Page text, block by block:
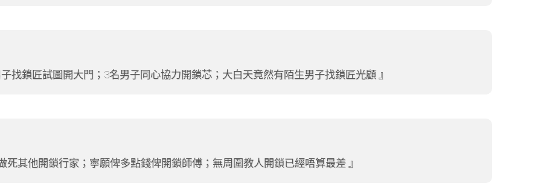
找鎖匠試圖開大門；3名男子同心協力開鎖芯；大白天竟然有陌生男子找鎖匠光顧
死其他開鎖行家；寧願俾多點錢俾開鎖師傅；無周圍教人開鎖已經唔算最差